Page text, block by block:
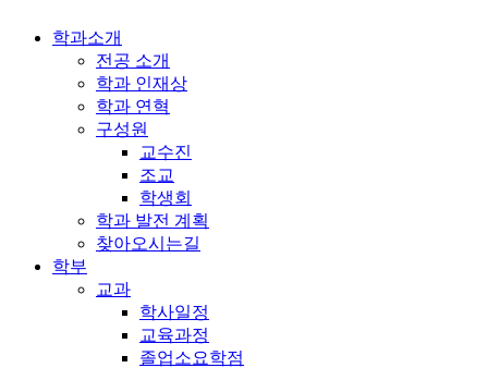
학과소개
전공 소개
학과 인재상
학과 연혁
구성원
교수진
조교
학생회
학과 발전 계획
찾아오시는길
학부
교과
학사일정
교육과정
졸업소요학점